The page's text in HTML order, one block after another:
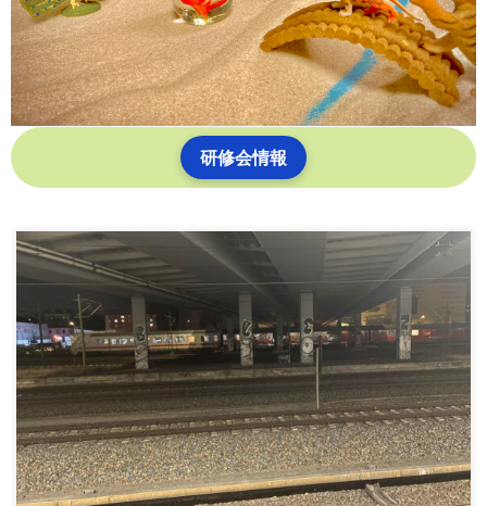
研修会情報
題 目：『科学技術の深層心理』 講 師：兼城賢志 日
時：2026年7月27日(月) 19:00-2 […]